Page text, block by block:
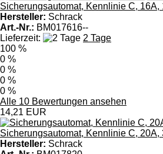
Sicherungsautomat, Kennlinie C, 16A,
Hersteller: Schrack
Art.-Nr.: BM017616--
Lieferzeit:
2 Tage
100 %
0 %
0 %
0 %
0 %
Alle 10 Bewertungen ansehen
14,21 EUR
Sicherungsautomat, Kennlinie C, 20A,
Hersteller: Schrack